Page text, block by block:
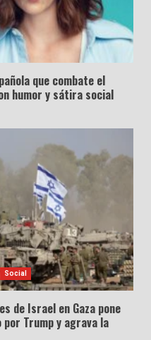
que combate el
humor y sátira social
Social
de Israel en Gaza pone
Trump y agrava la